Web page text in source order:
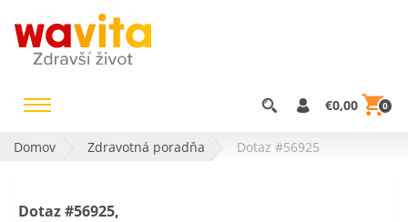
€0,00 0
Domov Zdravotná poradňa Dotaz #56925
Dotaz #56925,